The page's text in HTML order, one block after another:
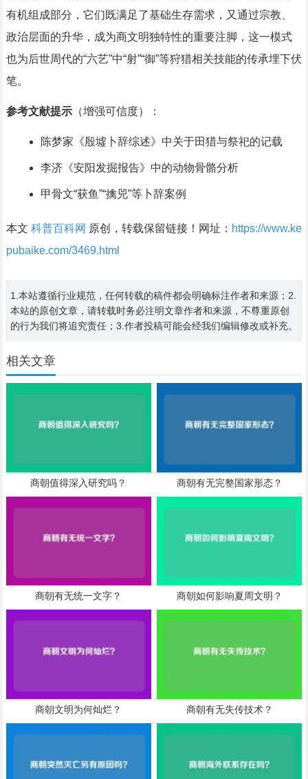
有机组成部分，它们既满足了基础生存需求，又通过宗教、
政治层面的升华，成为商文明独特性的重要注脚，这一模式
也为后世周代的“六艺”中“射”“御”等狩猎相关技能的传承埋下伏
笔。
参考文献提示（增强可信度）：
陈梦家《殷墟卜辞综述》中关于田猎与祭祀的记载
李济《安阳发掘报告》中的动物骨骼分析
甲骨文“获鱼”“擒兕”等卜辞案例
本文 科普百科网 原创，转载保留链接！网址： https://www.ke
pubaike.com/3469.html
1.本站遵循行业规范，任何转载的稿件都会明确标注作者和来源；2.
本站的原创文章，请转载时务必注明文章作者和来源，不尊重原创
的行为我们将追究责任；3.作者投稿可能会经我们编辑修改或补充。
相关文章
商朝值得深入研究吗？ 商朝有无完整国家形态？
商朝有无统一文字？ 商朝如何影响夏周文明？
商朝文明为何灿烂？ 商朝有无失传技术？